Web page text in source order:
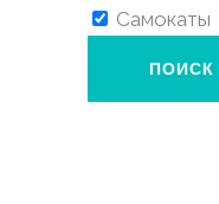
Самокаты